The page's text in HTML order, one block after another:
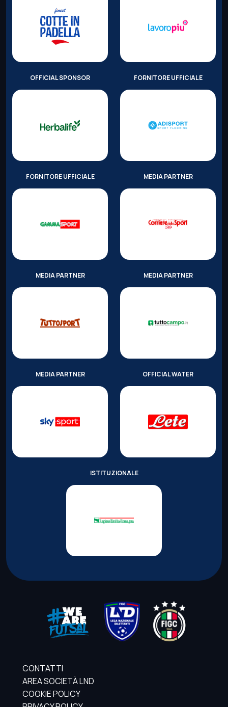
OFFICIAL SPONSOR FORNITORE UFFICIALE
FORNITORE UFFICIALE MEDIA PARTNER
MEDIA PARTNER MEDIA PARTNER
MEDIA PARTNER OFFICIAL WATER
ISTITUZIONALE
CONTATTI
AREA SOCIETÀ LND
COOKIE POLICY